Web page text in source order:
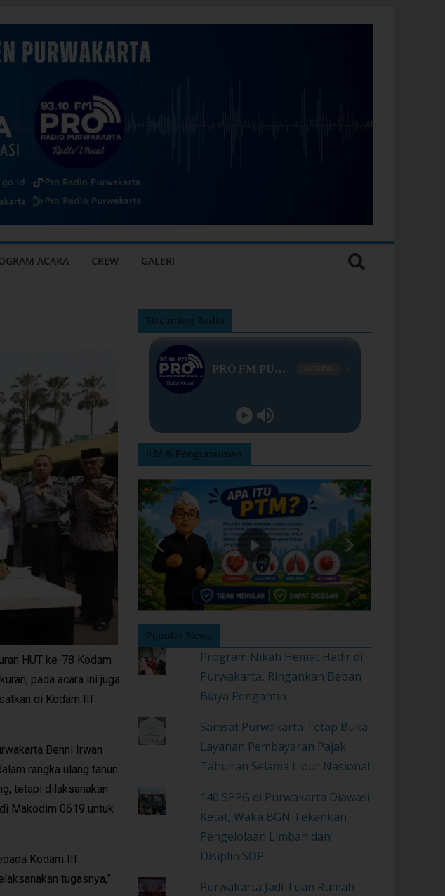
ACARA CREW GALERI
HUT ke-78 Kodam
pada acara ini juga
di Kodam III
Benni Irwan
rangka ulang tahun
tetapi dilaksanakan
Makodim 0619 untuk
Kodam III
tugasnya,”
Streaming Radio
ILM & Pengumuman
Popular News
Program Nikah Hemat Hadir di
Purwakarta, Ringankan Beban
Biaya Pengantin
Samsat Purwakarta Tetap Buka
Layanan Pembayaran Pajak
Tahunan Selama Libur Nasional
140 SPPG di Purwakarta Diawasi
Ketat, Waka BGN Tekankan
Pengelolaan Limbah dan
Disiplin SOP
Purwakarta Jadi Tuan Rumah